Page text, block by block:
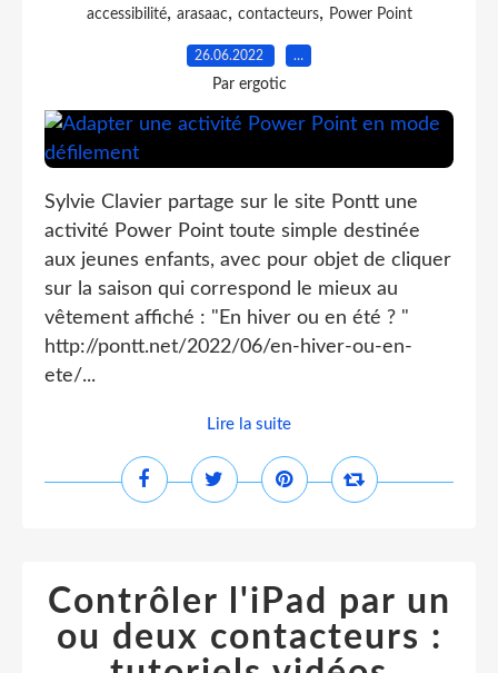
accessibilité, arasaac, contacteurs, Power Point
26.06.2022 …
Par ergotic
Sylvie Clavier partage sur le site Pontt une
activité Power Point toute simple destinée
aux jeunes enfants, avec pour objet de cliquer
sur la saison qui correspond le mieux au
vêtement affiché : "En hiver ou en été ? "
http://pontt.net/2022/06/en-hiver-ou-en-
ete/...
Lire la suite
Contrôler l'iPad par un
ou deux contacteurs :